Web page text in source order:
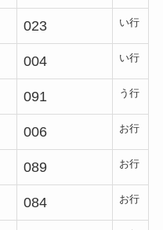
023 い行
004 い行
091 う行
006 お行
089 お行
084 お行